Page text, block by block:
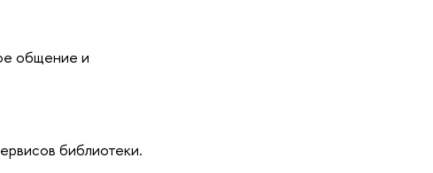
общение и
библиотеки.